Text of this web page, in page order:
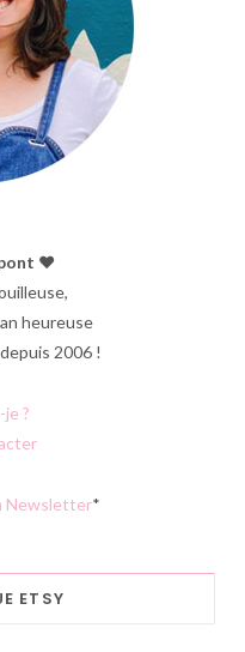
♥︎
heureuse
2006 !
?
Newsletter*
ETSY